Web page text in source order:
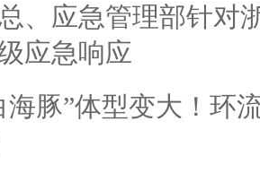
、应急管理部针对
应急响应
海豚”体型变大！环